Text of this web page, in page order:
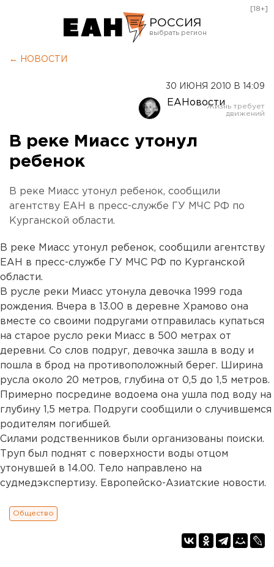
РОССИЯ
Оренбург
[18+]
← НОВОСТИ
30 ИЮНЯ 2010 В 14:09
ЕАНовости
В реке Миасс утонул
ребенок
В реке Миасс утонул ребенок, сообщили
агентству ЕАН в пресс-службе ГУ МЧС РФ по
Курганской области.
В реке Миасс утонул ребенок, сообщили агентству
ЕАН в пресс-службе ГУ МЧС РФ по Курганской
области.
В русле реки Миасс утонула девочка 1999 года
рождения. Вчера в 13.00 в деревне Храмово она
вместе со своими подругами отправилась купаться
на старое русло реки Миасс в 500 метрах от
деревни. Со слов подруг, девочка зашла в воду и
пошла в брод на противоположный берег. Ширина
русла около 20 метров, глубина от 0,5 до 1,5 метров.
Примерно посредине водоема она ушла под воду на
глубину 1,5 метра. Подруги сообщили о случившемся
родителям погибшей.
Силами родственников были организованы поиски.
Труп был поднят с поверхности воды отцом
утонувшей в 14.00. Тело направлено на
судмедэкспертизу. Европейско-Азиатские новости.
Общество